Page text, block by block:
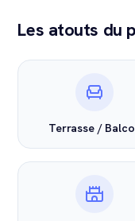
Les atouts du
Terrasse /